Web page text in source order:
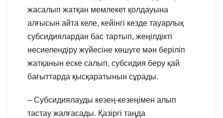
жасалып жатқан мемлекет қолдауына
алғысын айта келе, кейінгі кезде тауарлық
субсидиялардан бас тартып, жеңілдікті
несиелендіру жүйесіне көшуге мән беріліп
жатқанын еске салып, субсидия беру қай
бағыттарда қысқаратынын сұрады.
– Субсидиялауды кезең-кезеңімен алып
тастау жалғасады. Қазіргі таңда